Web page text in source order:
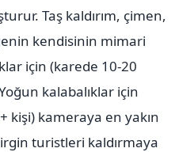
Taş kaldırım, çimen,
kendisinin mimari
için (karede 10-20
kalabalıklar için
kişi) kameraya en yakın
turistleri kaldırmaya